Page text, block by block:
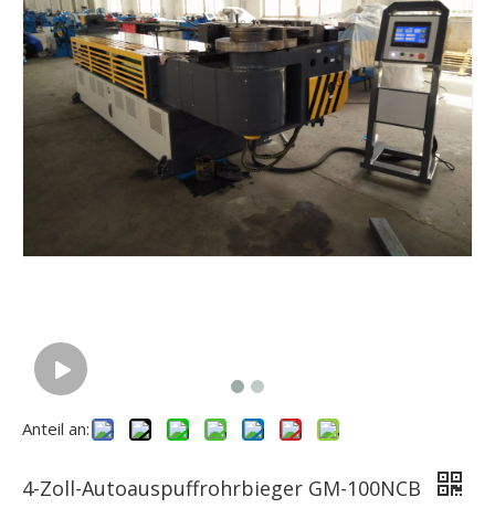
Anteil an:
4-Zoll-Autoauspuffrohrbieger GM-100NCB